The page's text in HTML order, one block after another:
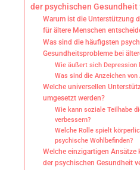
der psychischen
Warum ist die Unterstützung
für ältere Menschen
Was sind die häufigsten
Gesundheitsprobleme bei
Wie äußert sich Depression
Was sind die Anzeichen
Welche universellen
umgesetzt werden?
Wie kann soziale Teilhabe
verbessern?
Welche Rolle spielt
psychische Wohlbefinden?
Welche einzigartigen
der psychischen Gesundheit